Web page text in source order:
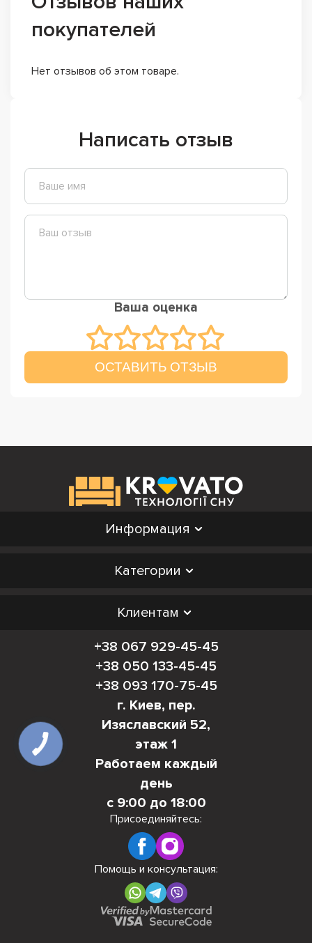
покупателей
Нет отзывов об этом товаре.
Написать отзыв
Ваша оценка
ОСТАВИТЬ ОТЗЫВ
Информация
Категории
Клиентам
+38 067 929-45-45
+38 050 133-45-45
+38 093 170-75-45
г. Киев, пер.
Изяславский 52,
этаж 1
Работаем каждый
день
с 9:00 до 18:00
Присоединяйтесь:
Помощь и консультация: